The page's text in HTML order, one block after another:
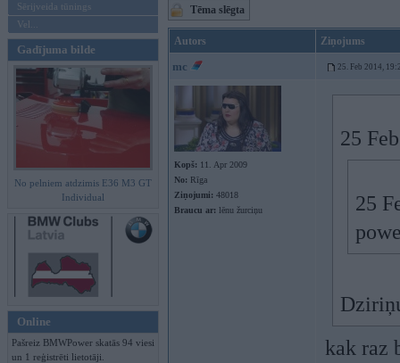
Sērijveida tūnings
Vel...
Gadījuma bilde
No pelniem atdzimis E36 M3 GT
Individual
Online
Pašreiz BMWPower skatās 94 viesi
un 1 reģistrēti lietotāji.
Tēma slēgta
Autors Ziņojums
mc 25. Feb 2014,
Kopš: 11. Apr 2009
No: Rīga
Ziņojumi: 48018
Braucu ar: lēnu žurciņu
25
25
kak raz